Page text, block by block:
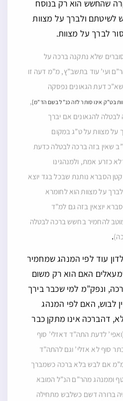
שהחשש הוא רק בנוסח
לשיטתם ולברך על מצוות
לברך על מצוות.
שלא נתקנה ברכה על
ועי’ עוד בתשב”ץ, מ”מ דעה זו
דעת הגאונים נפסקה
בט”ק אינו סותר לזה כנ”ל בשם הד”מ],
להגאונים אם יברך
מצוות על ט”ג במקום
שאין בזה ברכה לבטלה כדעת
כזרע אמת, ולמנהגינו
הסברא נותנת שבכל בגד יוצא
על מצוות הוא לחומרא
יוצאין בזה גם למ”ד
להחמיר בחשש ברכה לבטלה
.
עוד לפי המנהג שמחמיר
האם הוא רק משום
ונפק”מ למי שכבר בירך
לבוש, האם לפי המנהג
דהברכה אינו מתקן כבר
לדעת התה”ד דאזלי’ סוף
סוף לא אזלי’ וגם להתה”ד
אם לבש בלא ברכה כשמברך
וממנהג מהר”ם הנ”ל המובא
ברורה דשם כשלבש מתחילה